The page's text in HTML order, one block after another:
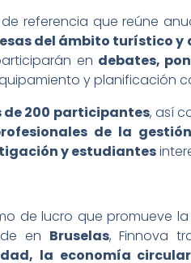
referencia que reúne
del ámbito turístico
en debates,
y planificación
de 200 participantes, así
de la
y estudiantes
de lucro que promueve
en Bruselas, Finnova
la economía